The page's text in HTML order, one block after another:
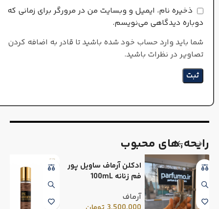
ذخیره نام، ایمیل و وبسایت من در مرورگر برای زمانی که
دوباره دیدگاهی می‌نویسم.
شما باید وارد حساب خود شده باشید تا قادر به اضافه کردن
تصاویر در نظرات باشید.
رایحه٬های محبوب
ادکلن آرماف ساویل پور
فم زنانه 100mL
آرماف